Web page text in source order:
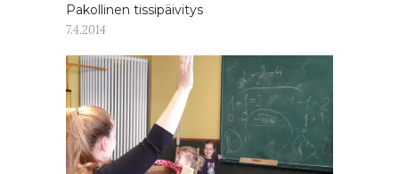
Pakollinen tissipäivitys
7.4.2014